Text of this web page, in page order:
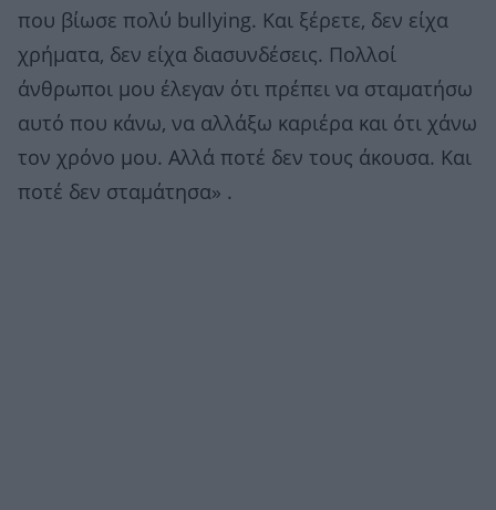
που βίωσε πολύ bullying. Και ξέρετε, δεν είχα
χρήματα, δεν είχα διασυνδέσεις. Πολλοί
άνθρωποι μου έλεγαν ότι πρέπει να σταματήσω
αυτό που κάνω, να αλλάξω καριέρα και ότι χάνω
τον χρόνο μου. Αλλά ποτέ δεν τους άκουσα. Και
ποτέ δεν σταμάτησα» .